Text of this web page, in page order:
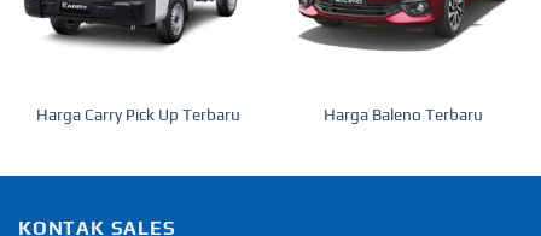
Harga Carry Pick Up Terbaru Harga Baleno Terbaru
KONTAK SALES